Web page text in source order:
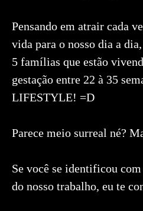
Pensando em atrair cada
vida para o nosso dia a
5 famílias que estão
gestação entre 22 à 35
LIFESTYLE! =D
Parece meio surreal né?
Se você se identificou
do nosso trabalho, eu te